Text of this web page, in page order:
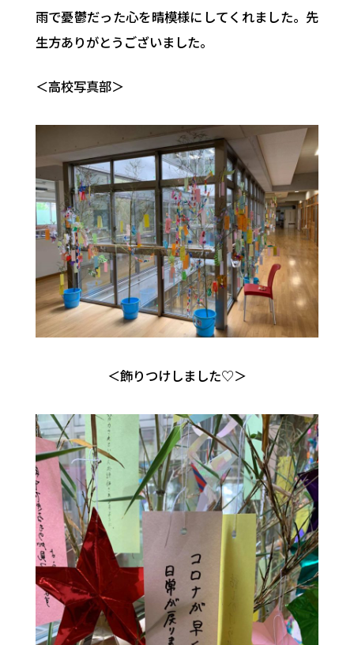
雨で憂鬱だった心を晴模様にしてくれました。先
生方ありがとうございました。
＜高校写真部＞
＜飾りつけしました♡＞